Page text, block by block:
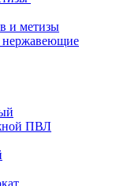
и метизы
нержавеющие
ПВЛ